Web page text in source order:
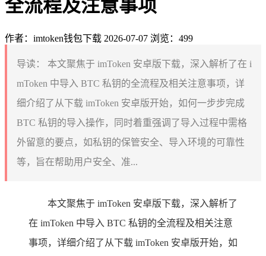
全流程及注意事项
作者：imtoken钱包下载 2026-07-07 浏览：499
导读：
本文聚焦于 imToken 安卓版下载，深入解析了在 i
mToken 中导入 BTC 私钥的全流程及相关注意事项，详
细介绍了从下载 imToken 安卓版开始，如何一步步完成
BTC 私钥的导入操作，同时着重强调了导入过程中需格
外留意的要点，如私钥的保管安全、导入环境的可靠性
等，旨在帮助用户安全、准...
本文聚焦于 imToken 安卓版下载，深入解析了
在 imToken 中导入 BTC 私钥的全流程及相关注意
事项，详细介绍了从下载 imToken 安卓版开始，如